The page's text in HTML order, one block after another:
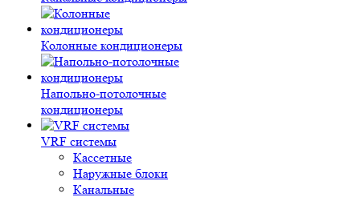
Колонные кондиционеры
Напольно-потолочные
кондиционеры
VRF системы
Кассетные
Наружные блоки
Канальные